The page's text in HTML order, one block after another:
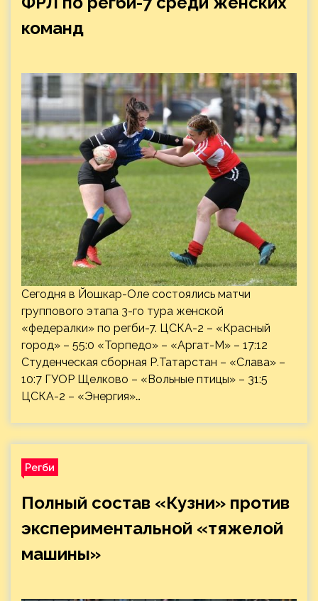
команд
Сегодня в Йошкар-Оле состоялись матчи
группового этапа 3-го тура женской
«федералки» по регби-7. ЦСКА-2 – «Красный
город» – 55:0 «Торпедо» – «Аргат-М» – 17:12
Студенческая сборная Р.Татарстан – «Слава» –
10:7 ГУОР Щелково – «Вольные птицы» – 31:5
ЦСКА-2 – «Энергия»…
Регби
Полный состав «Кузни» против
экспериментальной «тяжелой
машины»